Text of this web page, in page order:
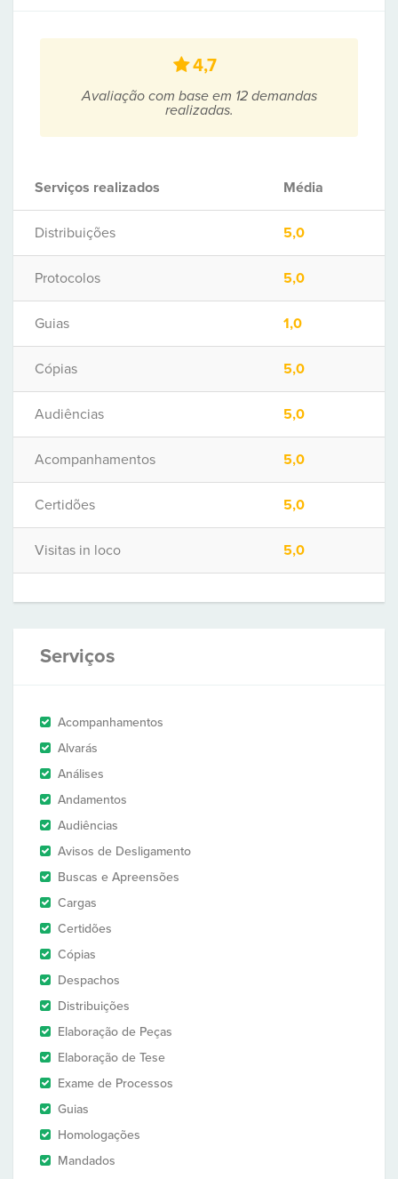
4,7
Avaliação com base em 12 demandas
realizadas.
Serviços realizados Média
Distribuições 5,0
Protocolos 5,0
Guias 1,0
Cópias 5,0
Audiências 5,0
Acompanhamentos 5,0
Certidões 5,0
Visitas in loco 5,0
Serviços
Acompanhamentos
Alvarás
Análises
Andamentos
Audiências
Avisos de Desligamento
Buscas e Apreensões
Cargas
Certidões
Cópias
Despachos
Distribuições
Elaboração de Peças
Elaboração de Tese
Exame de Processos
Guias
Homologações
Mandados